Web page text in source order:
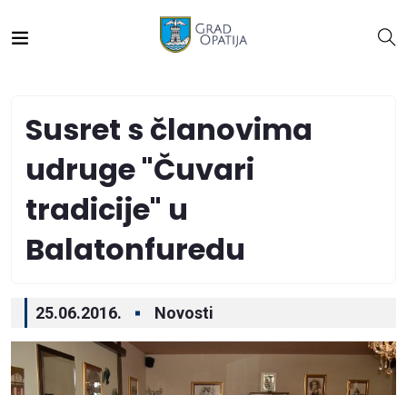
Susret s članovima
udruge "Čuvari
tradicije" u
Balatonfuredu
25.06.2016. Novosti